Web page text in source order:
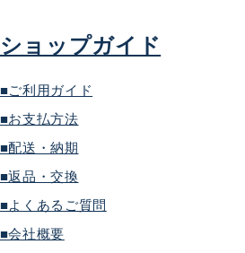
ショップガイド
■ご利用ガイド
■お支払方法
■配送・納期
■返品・交換
■よくあるご質問
■会社概要